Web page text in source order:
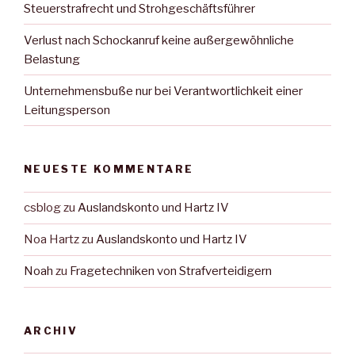
Steuerstrafrecht und Strohgeschäftsführer
Verlust nach Schockanruf keine außergewöhnliche
Belastung
Unternehmensbuße nur bei Verantwortlichkeit einer
Leitungsperson
NEUESTE KOMMENTARE
csblogzu Auslandskonto und Hartz IV
Noa Hartzzu Auslandskonto und Hartz IV
Noah zu Fragetechniken von Strafverteidigern
ARCHIV